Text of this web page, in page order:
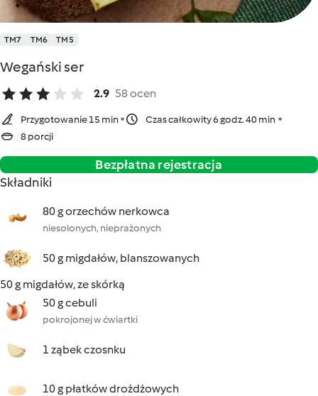
TM7 TM6 TM5
Wegański ser
2.9 58 ocen
Przygotowanie 15 min
Czas całkowity 6 godz. 40 min
8 porcji
Bezpłatna rejestracja
Składniki
80 g orzechów nerkowca
niesolonych, nieprażonych
50 g migdałów, blanszowanych
50 g migdałów, ze skórką
50 g cebuli
pokrojonej w ćwiartki
1 ząbek czosnku
10 g płatków drożdżowych